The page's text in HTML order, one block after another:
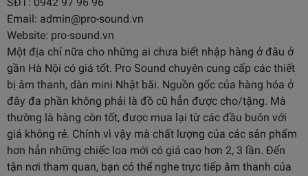
Email: admin@pro-sound.vn
Website: pro-sound.vn
Một địa chỉ nữa cho những ai chưa biết nhập hàng ở đâu ở
gần Hà Nội có giá tốt. Pro Sound chuyên cung cấp các thiết
bị âm thanh, dàn mini Nhật bãi. Nguồn gốc của hàng hóa ở
đây đa phần không phải là đồ cũ hẳn được cho/tặng. Mà
thường là hàng còn tốt, được mua lại từ các đầu buôn với
giá không rẻ. Chính vì vậy mà chất lượng của các sản phẩm
hơn hẳn những chiếc loa mới có giá cao hơn 2, 3 lần. Đến
tận nơi tham quan, bạn có thể nghe trực tiếp âm thanh của